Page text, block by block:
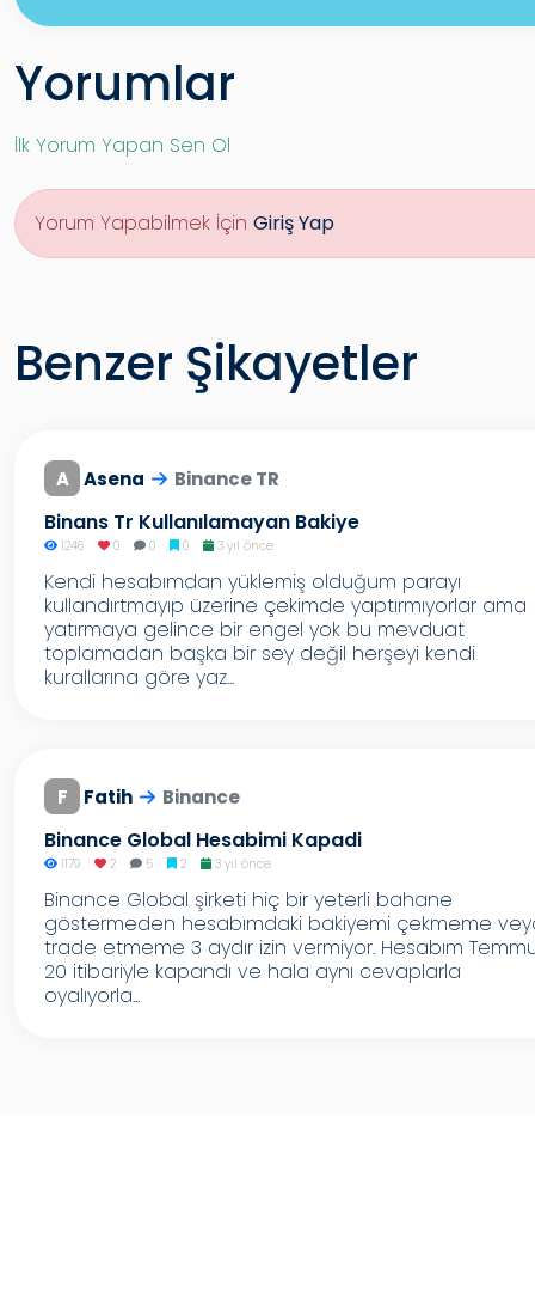
Yorumlar
İlk Yorum Yapan Sen Ol
Yorum Yapabilmek İçin Giriş Yap
Benzer Şikayetler
A Asena Binance TR
Binans Tr Kullanılamayan Bakiye
1246 0 0 0 3 yıl önce
Kendi hesabımdan yüklemiş olduğum parayı
kullandırtmayıp üzerine çekimde yaptırmıyorlar ama
yatırmaya gelince bir engel yok bu mevduat
toplamadan başka bir sey değil herşeyi kendi
kurallarına göre yaz...
F Fatih Binance
Binance Global Hesabimi Kapadi
1179 2 5 2 3 yıl önce
Binance Global şirketi hiç bir yeterli bahane
göstermeden hesabımdaki bakiyemi çekmeme
trade etmeme 3 aydır izin vermiyor. Hesabım
20 itibariyle kapandı ve hala aynı cevaplarla
oyalıyorla...